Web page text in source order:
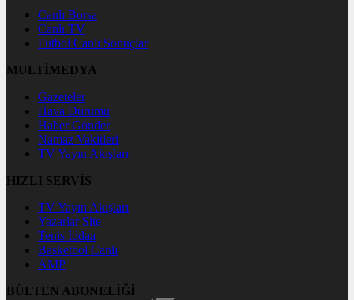
Canlı Borsa
Canlı TV
Futbol Canlı Sonuçlar
MULTİMEDYA
Gazeteler
Hava Durumu
Haber Gönder
Namaz Vakitleri
TV Yayın Akışları
HIZLI SERVİS
TV Yayın Akışları
Yazarlar Site
Tenis İddaa
Basketbol Canlı
AMP
BÜLTEN ABONELİĞİ